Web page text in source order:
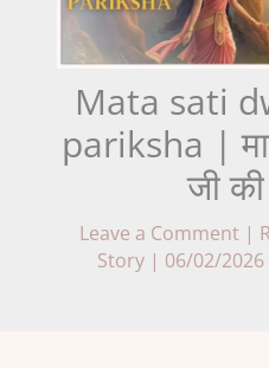
Mata sati
pariksha |
जी की
Leave a Comment |
Story| 06/02/2026